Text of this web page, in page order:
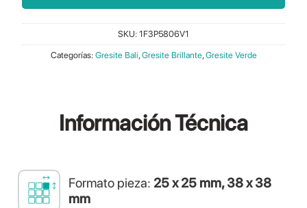
SKU: 1F3P5806V1
Categorías: Gresite Bali, Gresite Brillante, Gresite Verde
InformaciónTécnica
Formato pieza: 25 x 25 mm, 38 x 38
mm